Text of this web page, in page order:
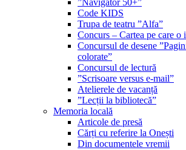
”Navigator 50+”
Code KIDS
Trupa de teatru ”Alfa”
Concurs – Cartea pe care o
Concursul de desene
colorate”
Concursul de lectură
”Scrisoare versus e-mail”
Atelierele de vacanță
”Lecții la bibliotecă”
Memoria locală
Articole de presă
Cărți cu referire la Onești
Din documentele vremii